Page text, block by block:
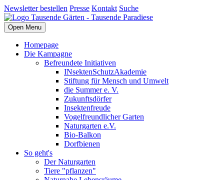
Newsletter bestellen Presse Kontakt Suche
Open Menu
Homepage
Die Kampagne
Befreundete Initiativen
INsektenSchutzAkademie
Stiftung für Mensch und Umwelt
die Summer e. V.
Zukunftsdörfer
Insektenfreude
Vogelfreundlicher Garten
Naturgarten e.V.
Bio-Balkon
Dorfbienen
So geht's
Der Naturgarten
Tiere "pflanzen"